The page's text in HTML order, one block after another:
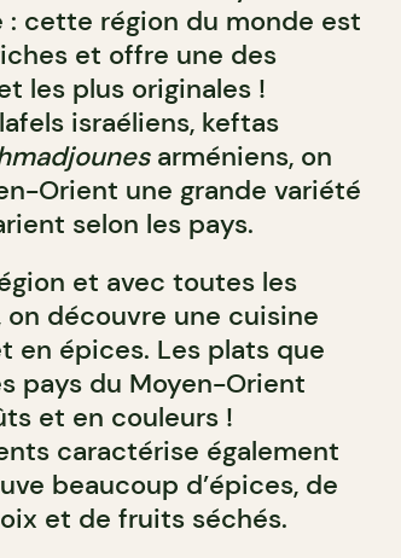
cette région du monde est
et offre une des
les plus originales !
israéliens, keftas
arméniens, on
Orient une grande variété
selon les pays.
et avec toutes les
découvre une cuisine
en épices. Les plats que
pays du Moyen-Orient
et en couleurs !
caractérise également
beaucoup d’épices, de
et de fruits séchés.